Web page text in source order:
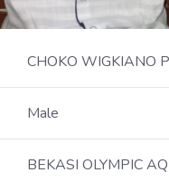
CHOKO WIGKIANO
Male
BEKASI OLYMPIC